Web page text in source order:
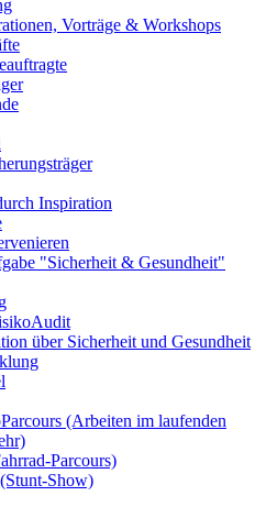
Vorträge & Workshops
Inspiration
"Sicherheit & Gesundheit"
über Sicherheit und Gesundheit
(Arbeiten im laufenden
Parcours)
Show)